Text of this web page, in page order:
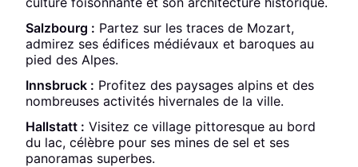
Salzbourg : Partez sur les traces de Mozart,
admirez ses édifices médiévaux et baroques au
pied des Alpes.
Innsbruck : Profitez des paysages alpins et des
nombreuses activités hivernales de la ville.
Hallstatt : Visitez ce village pittoresque au bord
du lac, célèbre pour ses mines de sel et ses
panoramas superbes.